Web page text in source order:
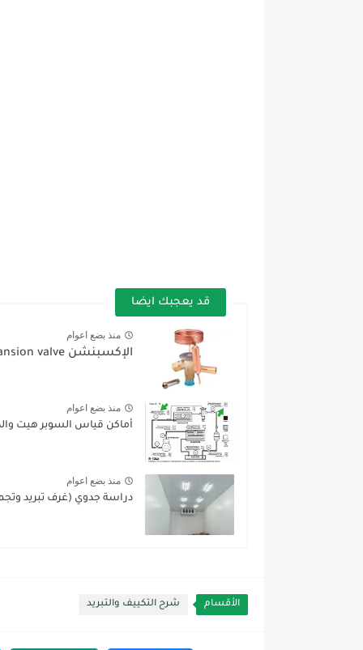
قد يعجبك ايضا
منذ بضع اعوام
الإكسبنشن expansion valve
منذ بضع اعوام
أماكن قياس السوبر هيت
منذ بضع اعوام
دراسة جدوي (غرف تبريد
الأقسام شرح التكييف والتبريد